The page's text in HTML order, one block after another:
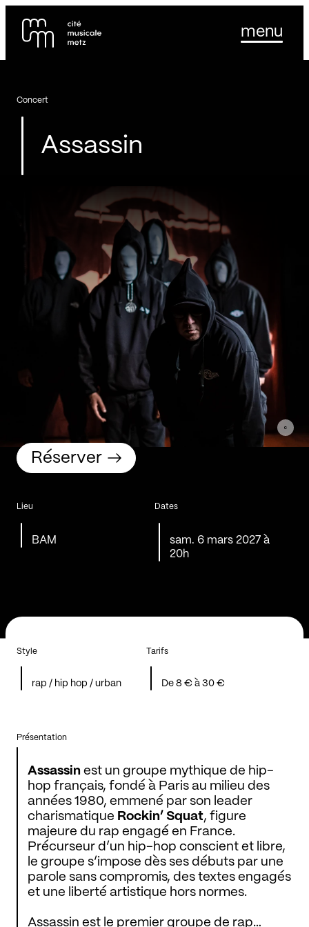
Se rendre au
Contenu principal
menu
Assassin
Concert
Lieu
BAM
Dates
sam. 6 mars 2027 à
20h
Réserver
Style
rap / hip hop / urban
Tarifs
De 8 € à 30 €
Présentation
Assassin est un groupe mythique de hip-
hop français, fondé à Paris au milieu des
années 1980, emmené par son leader
charismatique Rockin’ Squat, figure
majeure du rap engagé en France.
Précurseur d’un hip-hop conscient et libre,
le groupe s’impose dès ses débuts par une
parole sans compromis, des textes engagés
et une liberté artistique hors normes.
Assassin est le premier groupe de rap